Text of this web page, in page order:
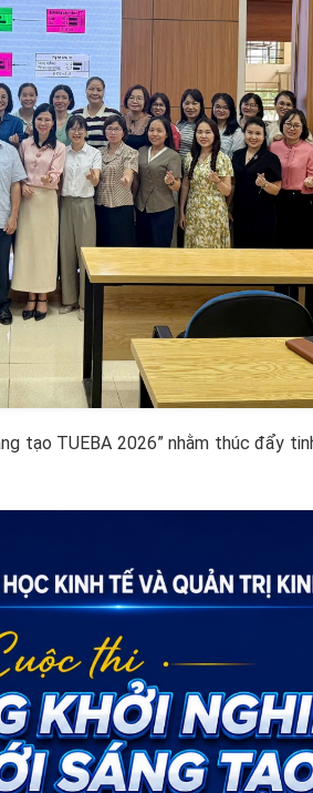
tạo TUEBA 2026” nhằm thúc đẩy